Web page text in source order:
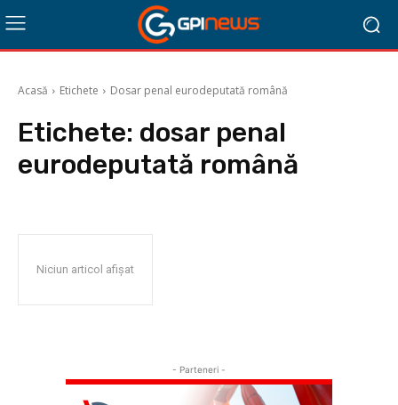
Acasă Etichete Dosar penal eurodeputată română
Etichete: dosar penal
eurodeputată română
Niciun articol afișat
- Parteneri -